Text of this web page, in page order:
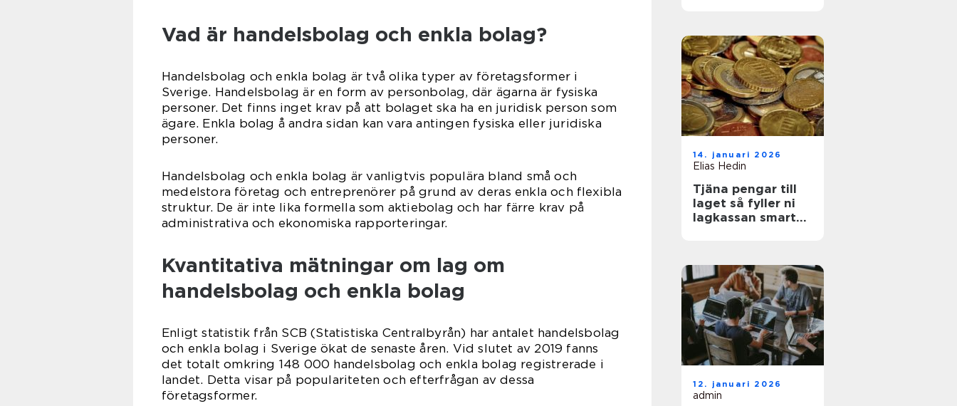
Vad är handelsbolag och enkla bolag?
Handelsbolag och enkla bolag är två olika typer av företagsformer i
Sverige. Handelsbolag är en form av personbolag, där ägarna är fysiska
personer. Det finns inget krav på att bolaget ska ha en juridisk person som
ägare. Enkla bolag å andra sidan kan vara antingen fysiska eller juridiska
personer.
Handelsbolag och enkla bolag är vanligtvis populära bland små och
medelstora företag och entreprenörer på grund av deras enkla och flexibla
struktur. De är inte lika formella som aktiebolag och har färre krav på
administrativa och ekonomiska rapporteringar.
Kvantitativa mätningar om lag om
handelsbolag och enkla bolag
Enligt statistik från SCB (Statistiska Centralbyrån) har antalet handelsbolag
och enkla bolag i Sverige ökat de senaste åren. Vid slutet av 2019 fanns
det totalt omkring 148 000 handelsbolag och enkla bolag registrerade i
landet. Detta visar på populariteten och efterfrågan av dessa
företagsformer.
14. januari 2026
Elias Hedin
Tjäna pengar till
laget så fyller ni
lagkassan smart
12. januari 2026
admin